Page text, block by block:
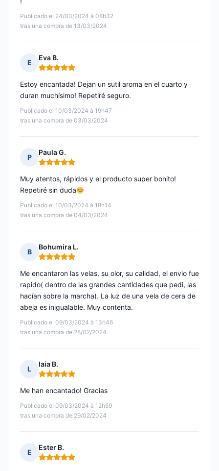
Publicado el 24/03/2024 à 08h32
tras una compra de 13/03/2024
E
Eva B.
Nota: 5 de 5
Publicado el 10/03/2024 à 19h47
tras una compra de 03/03/2024
Estoy encantada! Dejan un sutil aroma en el cuarto y
duran muchísimo! Repetiré seguro.
P
Paula G.
Nota: 5 de 5
Publicado el 10/03/2024 à 18h14
tras una compra de 04/03/2024
Muy atentos, rápidos y el producto super bonito!
Repetiré sin duda
B
Bohumira L.
Nota: 5 de 5
Publicado el 09/03/2024 à 13h46
tras una compra de 28/02/2024
Me encantaron las velas, su olor, su calidad, el envio fue
rapido( dentro de las grandes cantidades que pedi, las
hacían sobre la marcha). La luz de una vela de cera de
abeja es inigualable. Muy contenta.
L
laia B.
Nota: 5 de 5
Publicado el 09/03/2024 à 12h59
tras una compra de 29/02/2024
Me han encantado! Gracias
E
Ester B.
Nota: 5 de 5